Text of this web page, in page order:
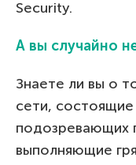
Security.
А вы случайно
Знаете ли вы о
сети,
подозревающих
выполняющие